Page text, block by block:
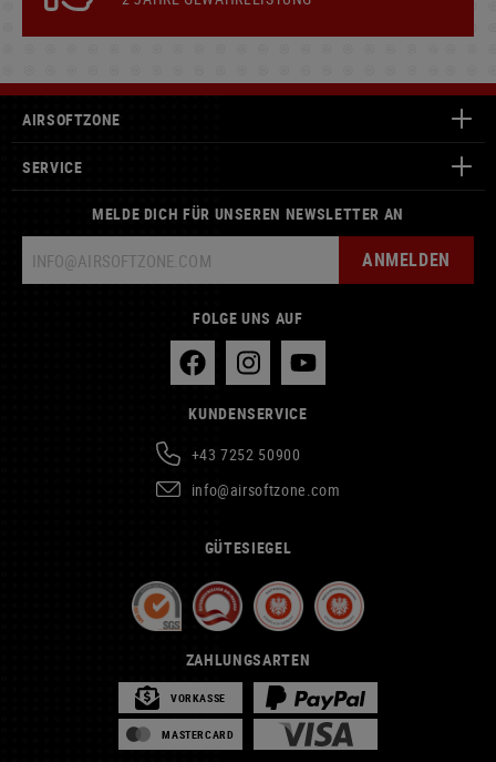
AIRSOFTZONE
SERVICE
MELDE DICH FÜR UNSEREN NEWSLETTER AN
ANMELDEN
FOLGE UNS AUF
KUNDENSERVICE
+43 7252 50900
info@airsoftzone.com
GÜTESIEGEL
ZAHLUNGSARTEN
VORKASSE
MASTERCARD